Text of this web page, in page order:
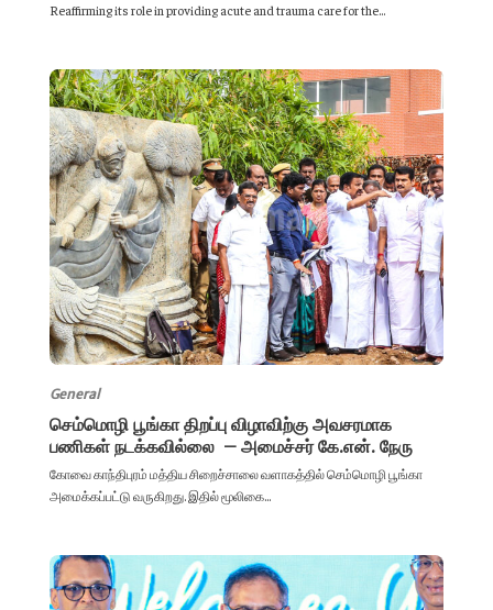
Reaffirming its role in providing acute and trauma care for the...
General
செம்மொழி பூங்கா திறப்பு விழாவிற்கு அவசரமாக
பணிகள் நடக்கவில்லை – அமைச்சர் கே.என். நேரு
கோவை காந்திபுரம் மத்திய சிறைச்சாலை வளாகத்தில் செம்மொழி பூங்கா
அமைக்கப்பட்டு வருகிறது. இதில் மூலிகை...